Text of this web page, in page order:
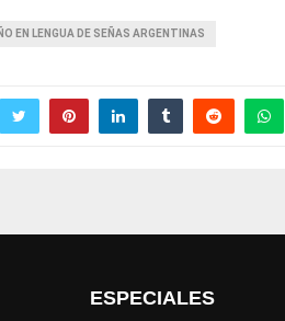
EN LENGUA DE SEÑAS ARGENTINAS
ESPECIALES